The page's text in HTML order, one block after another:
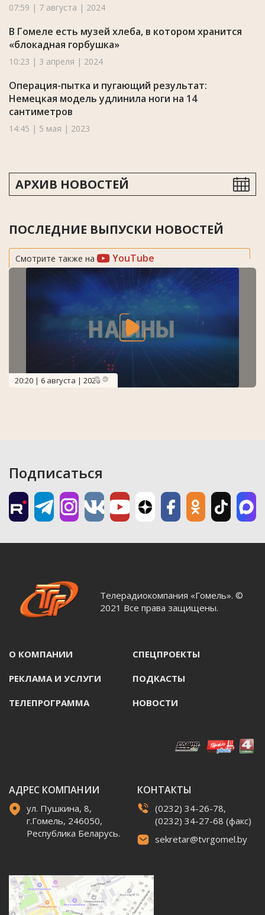
07:59 | 7 августа | 2024
В Гомеле есть музей хлеба, в котором хранится
«блокадная горбушка»
10:23 | 3 апреля | 2024
Операция-пытка и пугающий результат:
Немецкая модель удлинила ноги на 14
сантиметров
14:45 | 5 мая | 2023
АРХИВ НОВОСТЕЙ
ПОСЛЕДНИЕ ВЫПУСКИ НОВОСТЕЙ
Смотрите также на YouTube
20:20 | 6 августа | 2026
Подписаться
Телерадиокомпания «Гомель». ©
2021 Все права защищены.
О КОМПАНИИ СПЕЦПРОЕКТЫ
РЕКЛАМА И УСЛУГИ ПОДКАСТЫ
ТЕЛЕПРОГРАММА НОВОСТИ
АДРЕС КОМПАНИИ
ул. Пушкина, 8,
г.Гомель, 246050,
Республика Беларусь.
КОНТАКТЫ
(0232) 34-26-78,
(0232) 34-27-68 (факс)
sekretar@tvrgomel.by